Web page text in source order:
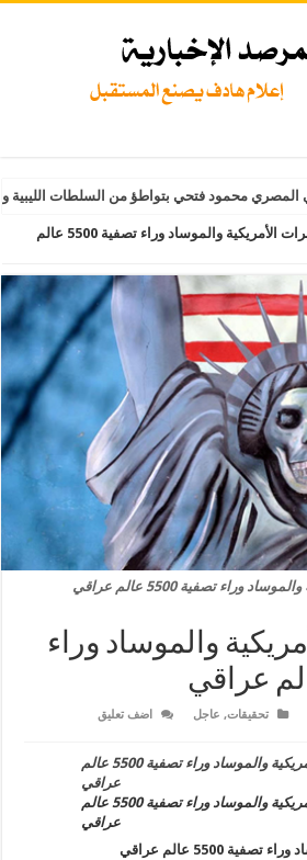
المصري محمود فتحي بتواطؤ من السلطات
المخابرات الأمريكية والموساد وراء تصفية 5500 عالم
وراء تصفية 5500 عالم عراقي
والموساد وراء
تحقيقات, عاجل
اضف تعليق
المخابرات الأمريكية والموساد وراء تصفية 5500 عالم
عراقي
5500 عالم عراقي